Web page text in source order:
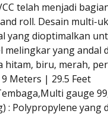
telah menjadi
roll. Desain multi-
yang dioptimalkan
melingkar yang andal
hitam, biru, merah,
Meters | 29.5 Feet
gauge
: Polypropylene yang